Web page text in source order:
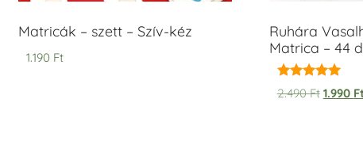
Matricák – szett – Szív-kéz
1.190 Ft
Ruhára
Matrica – 44
Értékelés:
5.00
2.490Ft 1.990